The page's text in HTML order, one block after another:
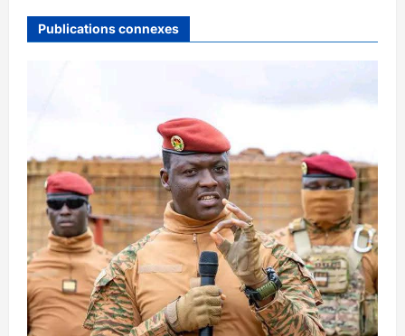
Publications connexes